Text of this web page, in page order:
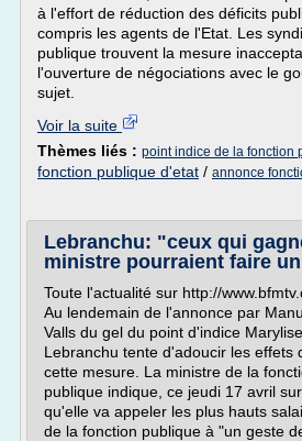
à l'effort de réduction des déficits
compris les agents de l'Etat. Les
publique trouvent la mesure
l'ouverture de négociations avec le
sujet.
Voir la suite
Thèmes liés : point indice de la fonction
fonction publique d'etat / annonce
Lebranchu: "ceux qui
ministre pourraient faire
Toute l'actualité sur http://
Au lendemain de l'annonce par
Valls du gel du point d'indice Marylise
Lebranchu tente d'adoucir les effets
cette mesure. La ministre de la
publique indique, ce jeudi 17 avril sur
qu'elle va appeler les plus hauts
de la fonction publique à "un geste